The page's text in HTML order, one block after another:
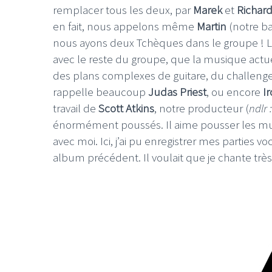
remplacer tous les deux, par Mareket Richard
en fait, nous appelons même Martin (notre
nous ayons deux Tchèques dans le groupe
avec le reste du groupe, que la musique
des plans complexes de guitare, du
rappelle beaucoup Judas Priest, ou encore
travail de Scott Atkins, notre producteur (ndlr
énormément poussés. Il aime pousser les
avec moi. Ici, j’ai pu enregistrer mes parties
album précédent. Il voulait que je chante